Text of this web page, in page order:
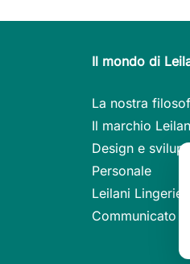
Il mondo di
La nostra
Il marchio
Design e
Personale
Leilani Lingerie
Communicato